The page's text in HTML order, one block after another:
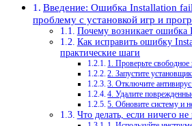
Введение: Ошибка Installation
проблему с установкой игр и
Почему возникает ошибка
Как исправить ошибку
практические шаги
1. Проверьте свободное
2. Запустите
3. Отключите
4. Удалите
5. Обновите систему и
Что делать, если ничего не